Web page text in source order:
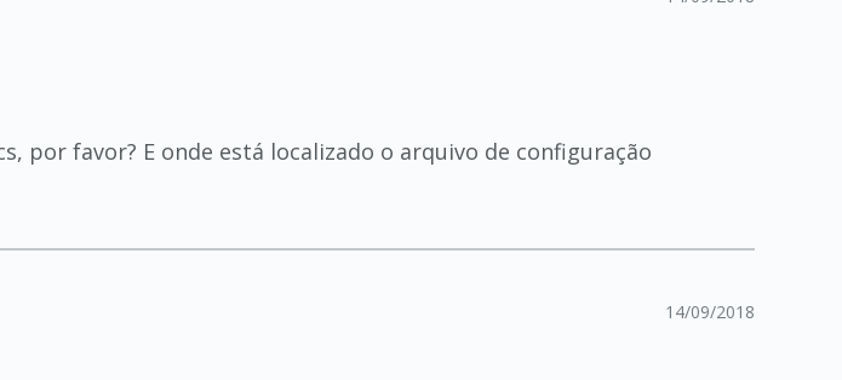
por favor? E onde está localizado o arquivo de configuração
14/09/2018